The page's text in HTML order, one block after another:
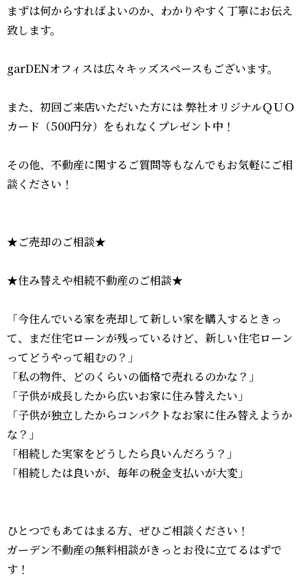
まずは何からすればよいのか、わかりやすく丁寧にお伝え
致します。
garDENオフィスは広々キッズスペースもございます。
また、初回ご来店いただいた方には 弊社オリジナルＱＵＯ
カード（500円分）をもれなくプレゼント中！
その他、不動産に関するご質問等もなんでもお気軽にご相
談ください！
★ご売却のご相談★
★住み替えや相続不動産のご相談★
「今住んでいる家を売却して新しい家を購入するときっ
て、まだ住宅ローンが残っているけど、新しい住宅ローン
ってどうやって組むの？」
「私の物件、どのくらいの価格で売れるのかな？」
「子供が成長したから広いお家に住み替えたい」
「子供が独立したからコンパクトなお家に住み替えようか
な？」
「相続した実家をどうしたら良いんだろう？」
「相続したは良いが、毎年の税金支払いが大変」
ひとつでもあてはまる方、ぜひご相談ください！
ガーデン不動産の無料相談がきっとお役に立てるはずで
す！